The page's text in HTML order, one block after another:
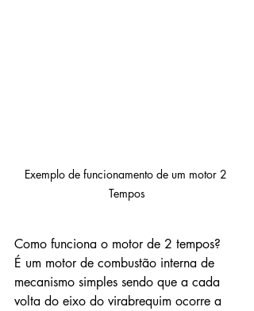
Exemplo de funcionamento de um motor 2
Tempos
Como funciona o motor de 2 tempos?
É um motor de combustão interna de
mecanismo simples sendo que a cada
volta do eixo do virabrequim ocorre a